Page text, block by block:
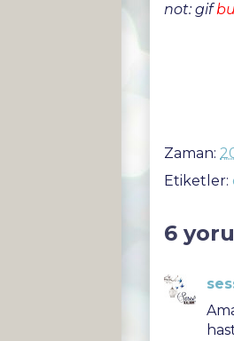
not: gif
Zaman:
Etiketler:
6